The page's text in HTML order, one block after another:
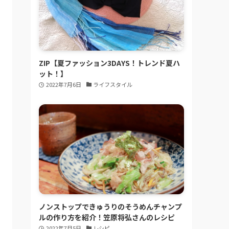
ZIP【夏ファッション3DAYS！トレンド夏ハ
ット！】
2022年7月6日 ライフスタイル
ノンストップできゅうりのそうめんチャンプ
ルの作り方を紹介！笠原将弘さんのレシピ